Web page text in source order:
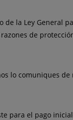
la Ley General
de
lo comuniques de
para el pago